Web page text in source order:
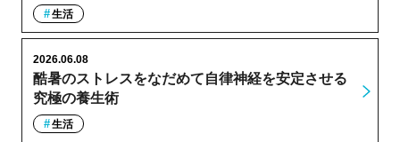
生活
酷暑のストレスをなだめて自律神経を安定させる
究極の養生術
2026.06.08
生活